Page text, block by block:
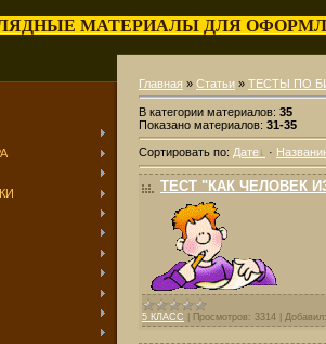
МАТЕРИАЛЫ ДЛЯ
Главная » Статьи » ТЕСТЫ ПО
В категории материалов: 35
Показано материалов: 31-35
Сортировать по: Дате ·
ТЕСТ "КАК ЧЕЛОВЕК
5 КЛАСС Просмотров: 3314 Добавил: